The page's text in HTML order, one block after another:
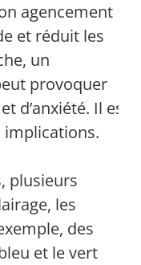
agencement
et réduit les
un
provoquer
d’anxiété. Il est
implications.
plusieurs
les
des
et le vert